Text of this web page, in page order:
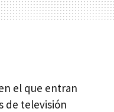
el que entran
de televisión